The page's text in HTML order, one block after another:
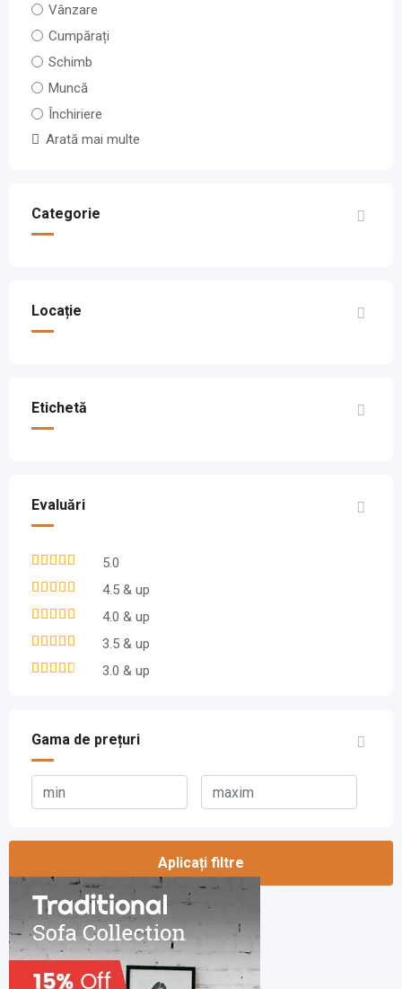
Vânzare
Cumpărați
Schimb
Muncă
Închiriere
Arată mai multe
Categorie
Locație
Etichetă
Evaluări
5.0
4.5 & up
4.0 & up
3.5 & up
3.0 & up
Gama de prețuri
Aplicați filtre